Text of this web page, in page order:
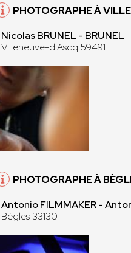
PHOTOGRAPHE À
Nicolas BRUNEL - BRUNEL
Villeneuve-d'Ascq 59491
PHOTOGRAPHE À
Antonio FILMMAKER -
Bègles 33130